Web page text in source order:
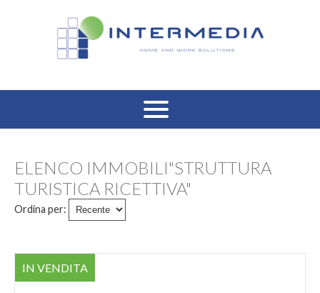
VENDITA RESIDENZIALE
AFFITTO RESIDENZIALE
VENDITA COMMERCIALE
AFFITTO COMMERCIALE
ELENCO IMMOBILI"STRUTTURA
TURISTICA RICETTIVA"
Ordina per:
IN VENDITA